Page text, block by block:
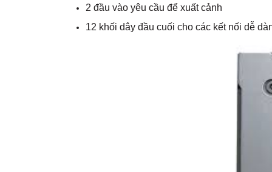
2 đầu vào yêu cầu để xuất cảnh
12 khối dây đầu cuối cho các kết nối dễ